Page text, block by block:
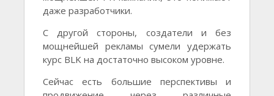
даже разработчики.
С другой стороны, создатели и без
мощнейшей рекламы сумели удержать
курс BLK на достаточно высоком уровне.
Сейчас есть большие перспективы и